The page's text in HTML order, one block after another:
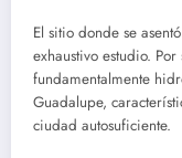
El sitio donde se
exhaustivo estudio.
fundamentalmente
Guadalupe,
ciudad autosuficiente.